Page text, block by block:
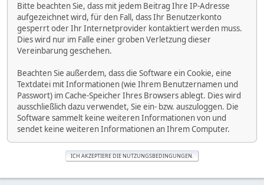
Bitte beachten Sie, dass mit jedem Beitrag Ihre IP-Adresse
aufgezeichnet wird, für den Fall, dass Ihr Benutzerkonto
gesperrt oder Ihr Internetprovider kontaktiert werden muss.
Dies wird nur im Falle einer groben Verletzung dieser
Vereinbarung geschehen.
Beachten Sie außerdem, dass die Software ein Cookie, eine
Textdatei mit Informationen (wie Ihrem Benutzernamen und
Passwort) im Cache-Speicher Ihres Browsers ablegt. Dies wird
ausschließlich dazu verwendet, Sie ein- bzw. auszuloggen. Die
Software sammelt keine weiteren Informationen von und
sendet keine weiteren Informationen an Ihrem Computer.